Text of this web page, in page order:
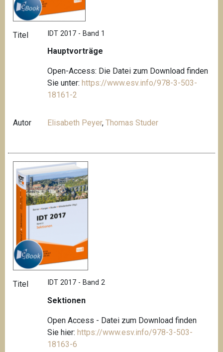
Titel IDT 2017 - Band 1
Hauptvorträge
Open-Access: Die Datei zum Download finden
Sie unter: https://www.esv.info/978-3-503-
18161-2
Autor Elisabeth Peyer,Thomas Studer
Titel IDT 2017 - Band 2
Sektionen
Open Access - Datei zum Download finden
Sie hier:https://www.esv.info/978-3-503-
18163-6